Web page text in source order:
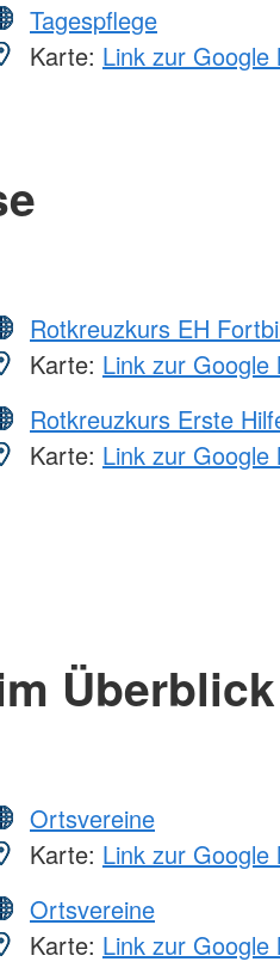
Tagespflege
Karte: Link zur Google
Rotkreuzkurs EH
Karte: Link zur Google
Rotkreuzkurs Erste
Karte: Link zur Google
Überblick
Ortsvereine
Karte: Link zur Google
Ortsvereine
Karte: Link zur Google